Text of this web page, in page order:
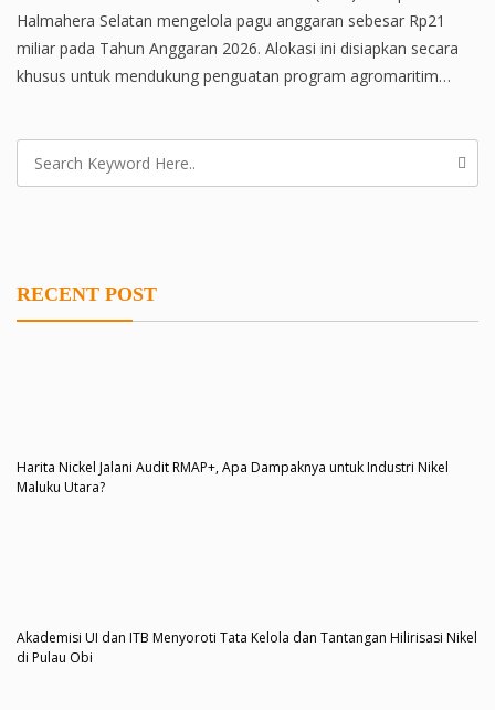
Halmahera Selatan mengelola pagu anggaran sebesar Rp21
miliar pada Tahun Anggaran 2026. Alokasi ini disiapkan secara
khusus untuk mendukung penguatan program agromaritim…
RECENT POST
Harita Nickel Jalani Audit RMAP+, Apa Dampaknya untuk Industri Nikel
Maluku Utara?
Akademisi UI dan ITB Menyoroti Tata Kelola dan Tantangan Hilirisasi Nikel
di Pulau Obi